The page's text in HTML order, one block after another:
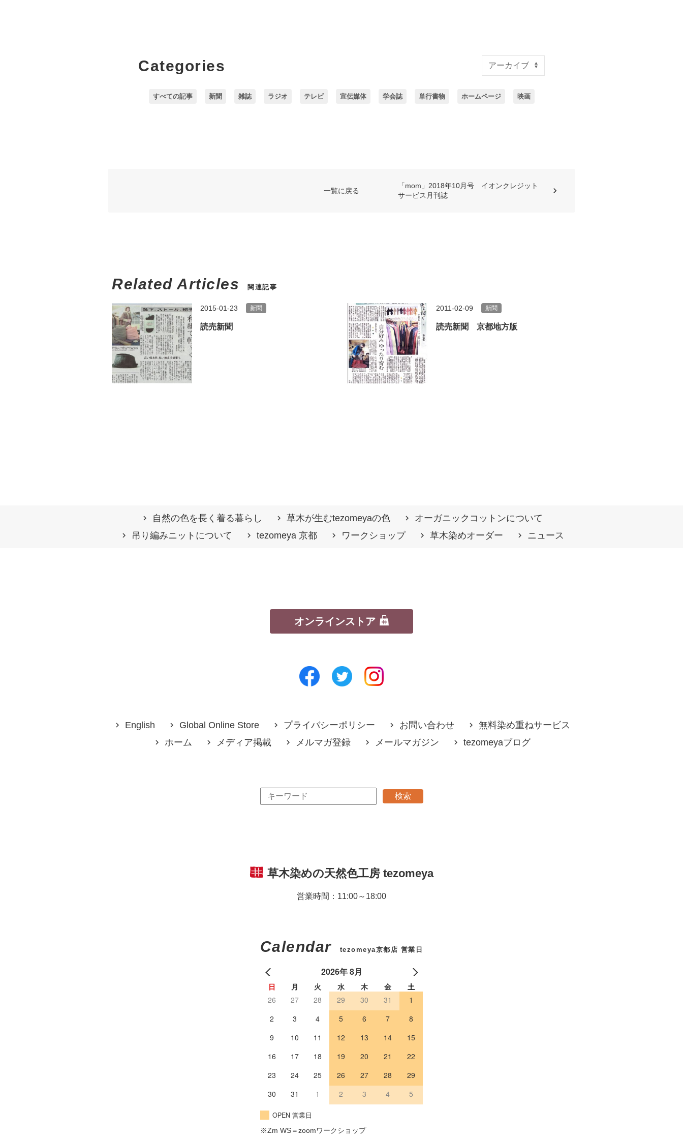
Categories
すべての記事 新聞 雑誌 ラジオ テレビ 宣伝媒体 学会誌 単行書物 ホームページ 映画
一覧に戻る
「mom」2018年10月号 イオンクレジット
サービス月刊誌
Related Articles 関連記事
2015-01-23 新聞
読売新聞
2011-02-09 新聞
読売新聞 京都地方版
自然の⾊を⻑く着る暮らし 草木が生むtezomeyaの⾊
オーガニックコットンについて
吊り編みニットについて
tezomeya 京都 ワークショップ 草木染めオーダー ニュース
オンラインストア
English Global Online Store プライバシーポリシー お問い合わせ
無料染め重ねサービス
ホーム
メディア掲載 メルマガ登録 メールマガジン tezomeyaブログ
草木染めの天然色工房 tezomeya
営業時間：11:00～18:00
Calendar tezomeya京都店 営業日
2026年 8月
日 月 火 水 木 金
土
26
27 28 29 30 31
1
2
3 4 5 6 7
8
9
10 11 12 13 14
15
16
17 18 19 20 21
22
23
24 25 26 27 28
29
30
31 1 2 3 4 5
OPEN 営業日
※Zm WS＝zoomワークショップ